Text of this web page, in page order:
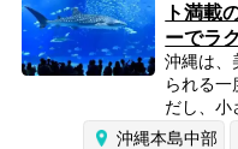
ト満載
ーでラ
沖縄は、
られる一
だし、小
沖縄本島中部